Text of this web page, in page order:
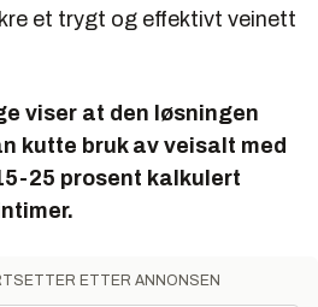
et trygt og effektivt veinett
viser at den løsningen
kutte bruk av veisalt med
25 prosent kalkulert
ETTER ANNONSEN